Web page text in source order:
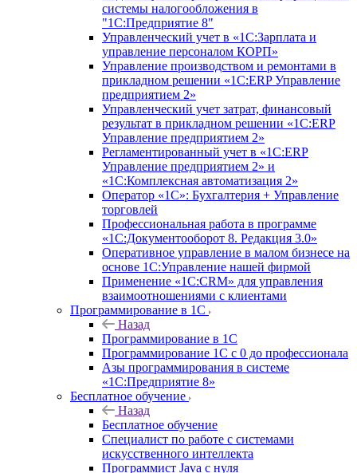
системы налогообложения в
"1С:Предприятие 8"
Управленческий учет в «1C:Зарплата и
управление персоналом КОРП»
Управление производством и ремонтами в
прикладном решении «1С:ERP Управление
предприятием 2»
Управленческий учет затрат, финансовый
результат в прикладном решении «1С:ERP
Управление предприятием 2»
Регламентированный учет в «1С:ERP
Управление предприятием 2» и
«1С:Комплексная автоматизация 2»
Оператор «1С»: Бухгалтерия + Управление
торговлей
Профессиональная работа в программе
«1С:Документооборот 8. Редакция 3.0»
Оперативное управление в малом бизнесе на
основе 1С:Управление нашей фирмой
Применение «1С:CRM» для управления
взаимоотношениями с клиентами
Программирование в 1С
Назад
Программирование в 1С
Программирование 1С с 0 до профессионала
Азы программирования в системе
«1С:Предприятие 8»
Бесплатное обучение
Назад
Бесплатное обучение
Специалист по работе с системами
искусственного интеллекта
Программист Java с нуля